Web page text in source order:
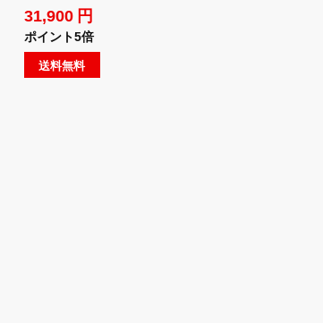
31,900 円
ポイント5倍
送料無料